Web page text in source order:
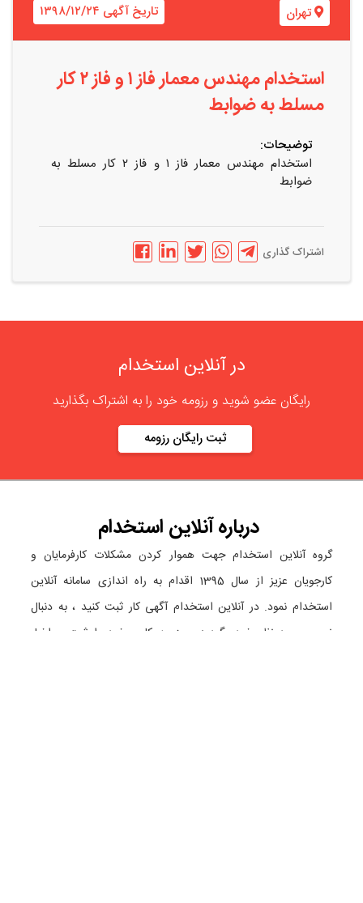
تهران تاریخ آگهی ۱۳۹۸/۱۲/۲۴
استخدام مهندس معمار فاز ۱ و فاز ۲ کار
مسلط به ضوابط
توضیحات:
استخدام مهندس معمار فاز ۱ و فاز ۲ کار مسلط به
ضوابط
اشتراک گذاری
در آنلاین استخدام
رایگان عضو شوید و رزومه خود را به اشتراک بگذارید
ثبت رایگان رزومه
دربارهآنلاین استخدام
گروه آنلاین استخدام جهت هموار کردن مشکلات کارفرمایان و
کارجویان عزیز از سال 1395 اقدام به راه اندازی سامانه آنلاین
استخدام نمود. در آنلاین استخدام آگهی کار ثبت کنید ، به دنبال
نیروی مورد نظر خود بگردید ، رزومه کاری خود را ثبت و اخبار